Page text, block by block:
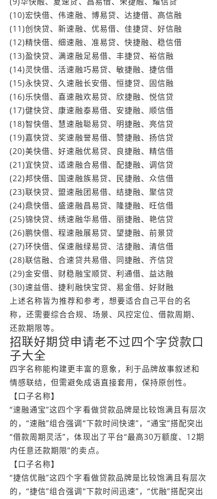
(10)宏快借、伟速融、博易贷、达捷借、高信融
(11)创快贷、新速融、优易借、佳捷贷、好信融
(12)精快借、细速融、准易贷、快捷融、稳信借
(13)盈快贷、满速融足易借、丰捷贷、裕信融
(14)灵快借、活速融巧易贷、敏捷融、捷信借
(15)永快贷、久速融长安借、恒捷贷、固信融
(16)乐快借、喜速融欢易贷、欣捷融、悦信贷
(17)健快贷、康速融泰易借、安捷融、顺信借
(18)智快借、慧速融聪易贷、明捷融、亮信贷
(19)嘉快贷、奖速融誉易借、赞捷融、扬信贷
(20)美快借、好速融优易贷、良捷融、精信借
(21)宜快贷、适速融合易借、配捷融、调信贷
(22)邦快借、国速融族易贷、民捷融、众信借
(23)联快贷、盟速融团易借、结捷融、聚信贷
(24)鼎快借、盛速融昌易贷、隆捷融、旺信借
(25)锦快贷、绣速融华易借、丽捷融、艳信贷
(26)鹏快借、程速融展易贷、望捷融、前景贷
(27)环快借、保速融绿易贷、洁捷融、清信借
(28)联信融、合速贷共易借、同捷融、齐信贷
(29)金安借、财稳融宝顺贷、利通借、益达融
(30)速益借、捷利融快宝贷、易金借、好财融
上述名称皆为推荐和参考，想要适合自己平台的名
称，还需要综合合规、场景、风控定位、借款周期、
还款期限等。
招联好期贷申请老不过四个字贷款口
子大全
四字名称能构建更丰富的意象，利于品牌故事叙述和
情感联结，但需避免成语直接套用，保持原创性。
【口子名称】
“速融通宝”这四个字看做贷款品牌是比较饱满且有层次
的，“速融”组合强调“下款时间快速”，“通宝”搭配突出
“借款周期灵活”，体现出了平台“最高30万额度、12期
内任意还款期限”的卖点。
【口子名称】
“捷信优融”这四个字看做贷款品牌是比较饱满且有层次
的，“捷信”组合强调“下款时间迅速”，“优融”搭配突出